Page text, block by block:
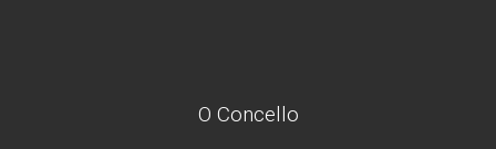
O Concello